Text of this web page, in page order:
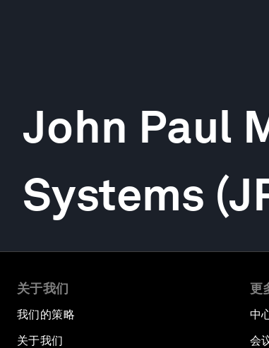
John Paul
Systems
关于我们
我们的策略
关于我们
更
中
会